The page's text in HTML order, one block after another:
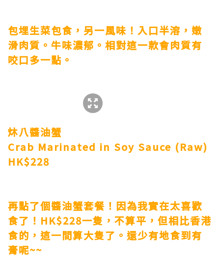
包埋生菜包食，另一風味！入口半溶，嫩
滑肉質。牛味濃郁。相對這一款會肉質有
咬口多一點。
炑八醬油蟹
Crab Marinated in Soy Sauce (Raw)
HK$228
再點了個醬油蟹套餐！因為我實在太喜歡
食了！HK$228一隻，不算平，但相比香港
食的，這一間算大隻了。還少有地食到有
膏呢~~